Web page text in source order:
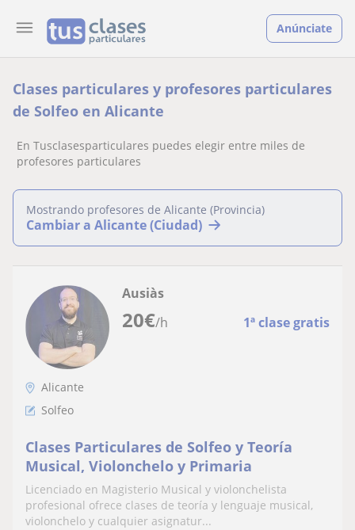
Anúnciate
Clases particulares y profesores particulares
de Solfeo en Alicante
En Tusclasesparticulares puedes elegir entre miles de
profesores particulares
Mostrando profesores de Alicante (Provincia)
Cambiar a Alicante (Ciudad)
20€/h 1ª clase gratis
Ausiàs
Alicante
Solfeo
Clases Particulares de Solfeo y Teoría
Musical, Violonchelo y Primaria
Licenciado en Magisterio Musical y violonchelista
profesional ofrece clases de teoría y lenguaje musical,
violonchelo y cualquier asignatur...